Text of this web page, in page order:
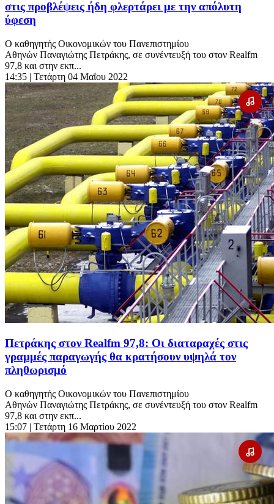
στις προβλέψεις ήδη φλερτάρει με την απόλυτη
ύφεση
Ο καθηγητής Οικονομικών του Πανεπιστημίου
Αθηνών Παναγιώτης Πετράκης, σε συνέντευξή του στον Realfm
97,8 και στην εκπ...
14:35 | Τετάρτη 04 Μαΐου 2022
Πετράκης στον Realfm 97,8: Οι διαταραχές στις
γραμμές παραγωγής θα κρατήσουν υψηλά τον
πληθωρισμό
Ο καθηγητής Οικονομικών του Πανεπιστημίου
Αθηνών Παναγιώτης Πετράκης, σε συνέντευξή του στον Realfm
97,8 και στην εκπ...
15:07 | Τετάρτη 16 Μαρτίου 2022